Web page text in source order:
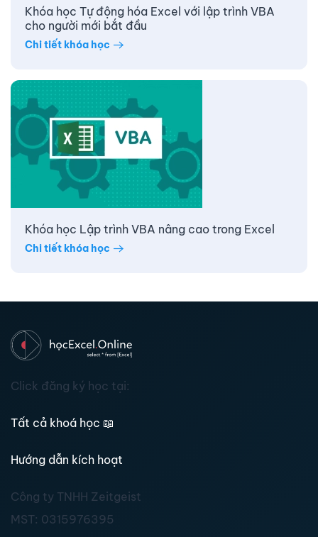
Khóa học Tự động hóa Excel với lập trình VBA
cho người mới bắt đầu
Chi tiết khóa học
Khóa học Lập trình VBA nâng cao trong Excel
Chi tiết khóa học
Click đăng ký học tại:
Tất cả khoá học 📖
Hướng dẫn kích hoạt
Công ty TNHH Zeitgeist
MST: 0315976395